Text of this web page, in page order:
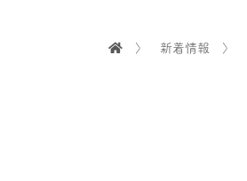
〉 新着情報 〉